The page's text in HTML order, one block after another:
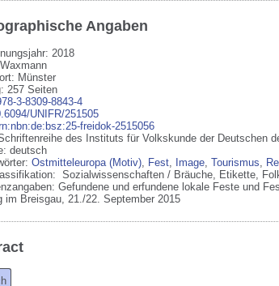
Angaben
2018
Waxmann
: Münster
: 257 Seiten
3-8309-8843-4
UNIFR/251505
freidok-2515056
des Instituts für Volkskunde der Deutschen
: deutsch
Ostmitteleuropa (Motiv), Fest, Image, Tourismus,
Sozialwissenschaften / Bräuche, Etikette,
: Gefundene und erfundene lokale Feste und
im Breisgau, 21./22. September 2015